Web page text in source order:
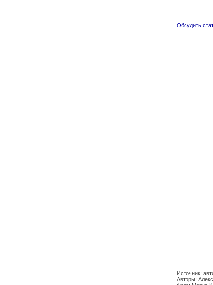
Обсудить
Источник:
Авторы: